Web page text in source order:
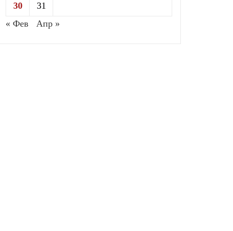
30
31
« Фев
Апр »